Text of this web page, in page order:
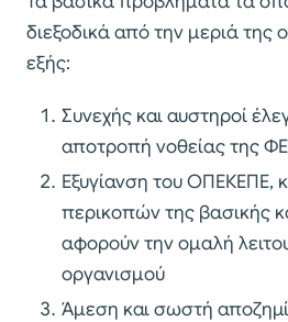
διεξοδικά από την μεριά της
εξής:
Συνεχής και αυστηροί
αποτροπή νοθείας της
Εξυγίανση του ΟΠΕΚΕΠΕ,
περικοπών της βασικής
αφορούν την ομαλή
οργανισμού
Άμεση και σωστή